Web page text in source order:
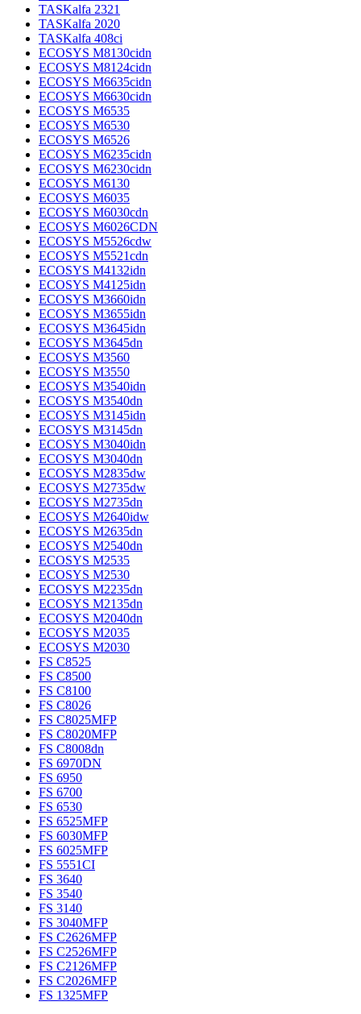
TASKalfa 2321
TASKalfa 2020
TASKalfa 408ci
ECOSYS M8130cidn
ECOSYS M8124cidn
ECOSYS M6635cidn
ECOSYS M6630cidn
ECOSYS M6535
ECOSYS M6530
ECOSYS M6526
ECOSYS M6235cidn
ECOSYS M6230cidn
ECOSYS M6130
ECOSYS M6035
ECOSYS M6030cdn
ECOSYS M6026CDN
ECOSYS M5526cdw
ECOSYS M5521cdn
ECOSYS M4132idn
ECOSYS M4125idn
ECOSYS M3660idn
ECOSYS M3655idn
ECOSYS M3645idn
ECOSYS M3645dn
ECOSYS M3560
ECOSYS M3550
ECOSYS M3540idn
ECOSYS M3540dn
ECOSYS M3145idn
ECOSYS M3145dn
ECOSYS M3040idn
ECOSYS M3040dn
ECOSYS M2835dw
ECOSYS M2735dw
ECOSYS M2735dn
ECOSYS M2640idw
ECOSYS M2635dn
ECOSYS M2540dn
ECOSYS M2535
ECOSYS M2530
ECOSYS M2235dn
ECOSYS M2135dn
ECOSYS M2040dn
ECOSYS M2035
ECOSYS M2030
FS C8525
FS C8500
FS C8100
FS C8026
FS C8025MFP
FS C8020MFP
FS C8008dn
FS 6970DN
FS 6950
FS 6700
FS 6530
FS 6525MFP
FS 6030MFP
FS 6025MFP
FS 5551CI
FS 3640
FS 3540
FS 3140
FS 3040MFP
FS C2626MFP
FS C2526MFP
FS C2126MFP
FS C2026MFP
FS 1325MFP